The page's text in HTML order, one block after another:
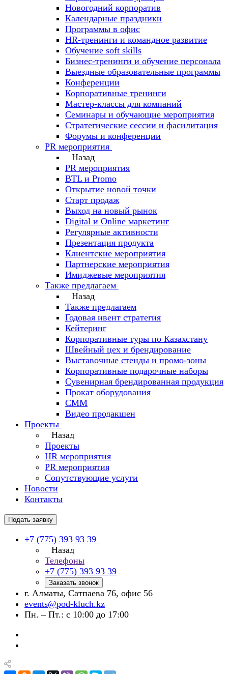
Новогодний корпоратив
Календарные праздники
Программы в офис
HR-тренинги и командное развитие
Oбучение soft skills
Бизнес-тренинги и обучение персонала
Выездные образовательные программы
Конференции
Корпоративные тренинги
Мастер-классы для компаний
Семинары и обучающие мероприятия
Стратегические сессии и фасилитация
Форумы и конференции
PR мероприятия
Назад
PR мероприятия
BTL и Promo
Открытие новой точки
Старт продаж
Выход на новый рынок
Digital и Online маркетинг
Регулярные активности
Презентация продукта
Клиентские мероприятия
Партнерские мероприятия
Имиджевые мероприятия
Также предлагаем
Назад
Также предлагаем
Годовая ивент стратегия
Кейтеринг
Корпоративные туры по Казахстану
Швейный цех и брендирование
Выставочные стенды и промо-зоны
Корпоративные подарочные наборы
Сувенирная брендированная продукция
Прокат оборудования
СММ
Видео продакшен
Проекты
Назад
Проекты
HR мероприятия
PR мероприятия
Сопутствующие услуги
Новости
Контакты
Подать заявку
+7 (775) 393 93 39
Назад
Телефоны
+7 (775) 393 93 39
Заказать звонок
г. Алматы, Сатпаева 76, офис 56
events@pod-kluch.kz
Пн. – Пт.: с 10:00 до 17:00